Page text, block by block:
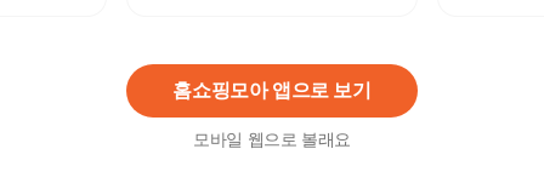
홈쇼핑모아 앱으로 보기
모바일 웹으로 볼래요
페이지 Mife123.xyz
낙태약